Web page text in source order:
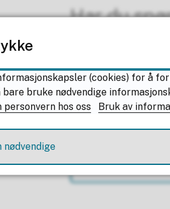
Har du
(cookies) for å
bare bruke nødvendige
personvern hos oss
Bruk av
nødvendige